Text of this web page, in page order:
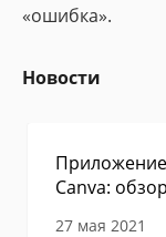
«ошибка».
Новости
Canva:
27 мая 2021